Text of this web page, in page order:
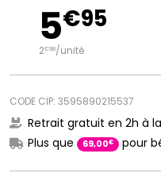
5€95
2€98/unité
CODE CIP: 3595890215537
Retrait gratuit en 2h à
Plus que
69,00€ pour